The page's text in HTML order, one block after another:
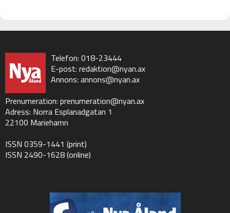
Telefon: 018-23444
E-post: redaktion@nyan.ax
Annons: annons@nyan.ax
Prenumeration: prenumeration@nyan.ax
Adress: Norra Esplanadgatan 1
22100 Mariehamn
ISSN 0359-1441 (print)
ISSN 2490-1628 (online)